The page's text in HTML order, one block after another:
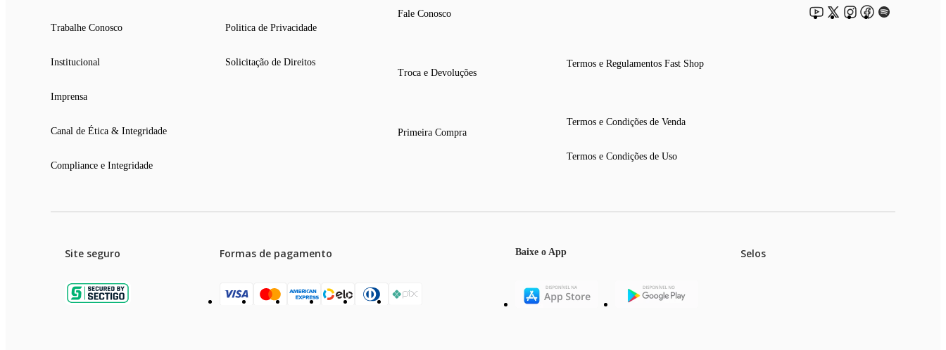
Trabalhe Conosco
Institucional
Imprensa
Canal de Ética & Integridade
Compliance e Integridade
Politica de Privacidade
Solicitação de Direitos
Fale Conosco
Troca e Devoluções
Primeira Compra
Termos e Regulamentos Fast Shop
Termos e Condições de Venda
Termos e Condições de Uso
Site seguro Formas de pagamento Baixe o App Selos